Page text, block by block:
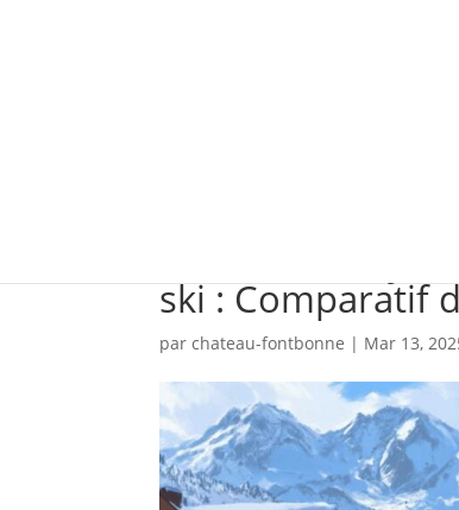
Le salaire
ski : Comparatif
parchateau-fontbonne | Mar 13,